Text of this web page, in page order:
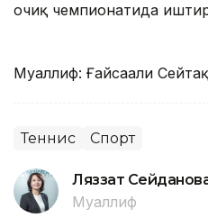
очиқ чемпионатида
Муаллиф: Ғайсағали Сейтақ
Теннис Спорт
Ляззат
Муаллиф